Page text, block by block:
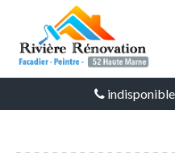
indisponible